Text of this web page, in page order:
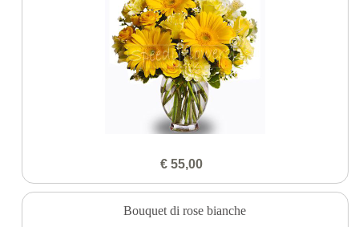
€ 55,00
Bouquet di rose bianche